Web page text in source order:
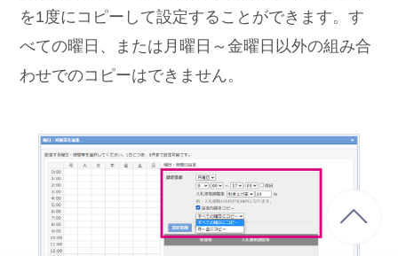
を1度にコピーして設定することができます。す
べての曜日、または月曜日～金曜日以外の組み合
わせでのコピーはできません。